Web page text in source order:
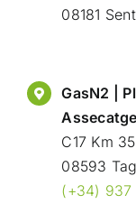
08181
GasN2 |
C17 Km
08593
(+34) 937